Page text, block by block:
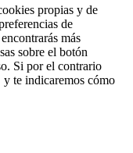
propias y de
de
encontrarás más
sobre el botón
Si por el contrario
y te indicaremos cómo